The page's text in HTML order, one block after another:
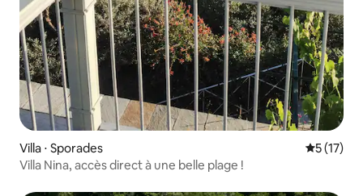
Villa ⋅ Sporades
5 (17)
Villa Nina, accès direct à une belle plage !